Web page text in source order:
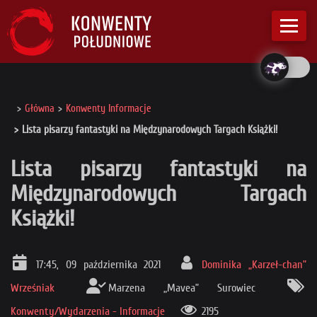
Główna
Konwenty Informacje
Lista pisarzy fantastyki na Międzynarodowych Targach Książki!
Lista pisarzy fantastyki na
Międzynarodowych Targach
Książki!
17:45, 09 października 2021
Dominika „Karzeł-chan”
Wrześniak
Marzena „Mavea” Surowiec
Konwenty/Wydarzenia - Informacje
2195